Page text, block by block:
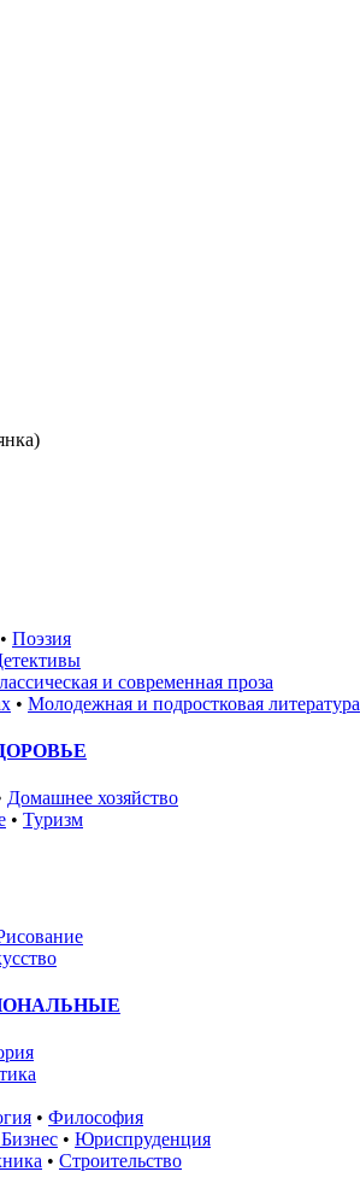
• Поэзия
и современная проза
• Молодежная и подростковая литература
Домашнее хозяйство
• Туризм
• Философия
• Юриспруденция
• Строительство